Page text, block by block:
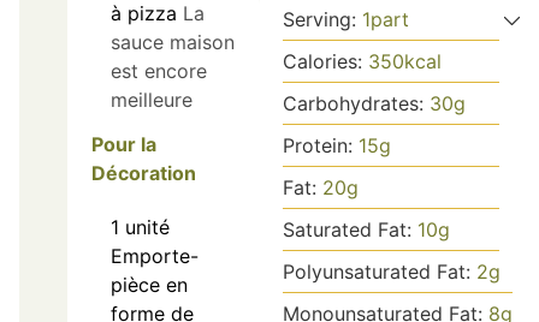
à pizza La
sauce maison
est encore
meilleure
Pour la
Décoration
1 unité
Emporte-
pièce en
forme de
Serving: 1part
Calories: 350kcal
Carbohydrates: 30g
Protein: 15g
Fat: 20g
Saturated Fat: 10g
Polyunsaturated Fat: 2g
Monounsaturated Fat: 8g